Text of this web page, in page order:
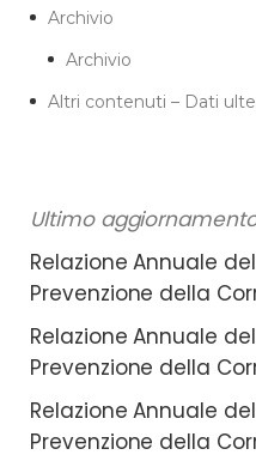
Archivio
Archivio
Altri contenuti – Dati
Ultimo
Relazione Annuale
Prevenzione della
Relazione Annuale
Prevenzione della
Relazione Annuale
Prevenzione della